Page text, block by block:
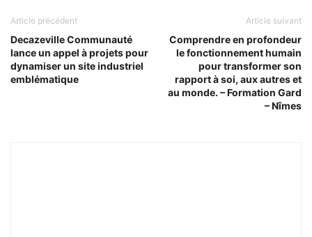
Article précédent
Decazeville Communauté
lance un appel à projets pour
dynamiser un site industriel
emblématique
Article suivant
Comprendre en profondeur
le fonctionnement humain
pour transformer son
rapport à soi, aux autres et
au monde. – Formation Gard
– Nîmes